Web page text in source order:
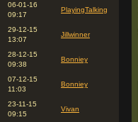
06-01-16
09:17
PlayingTalking
29-12-15
13:07
Jillwinner
28-12-15
09:38
Bonniey
07-12-15
11:03
Bonniey
23-11-15
09:15
Vivan